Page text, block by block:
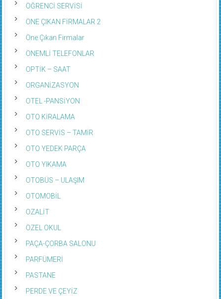
ÖĞRENCİ SERVİSİ
ÖNE ÇIKAN FİRMALAR 2
Öne Çıkan Firmalar
ÖNEMLİ TELEFONLAR
OPTİK – SAAT
ORGANİZASYON
OTEL -PANSİYON
OTO KİRALAMA
OTO SERVİS – TAMİR
OTO YEDEK PARÇA
OTO YIKAMA
OTOBÜS – ULAŞIM
OTOMOBİL
OZALİT
ÖZEL OKUL
PAÇA-ÇORBA SALONU
PARFÜMERİ
PASTANE
PERDE VE ÇEYİZ